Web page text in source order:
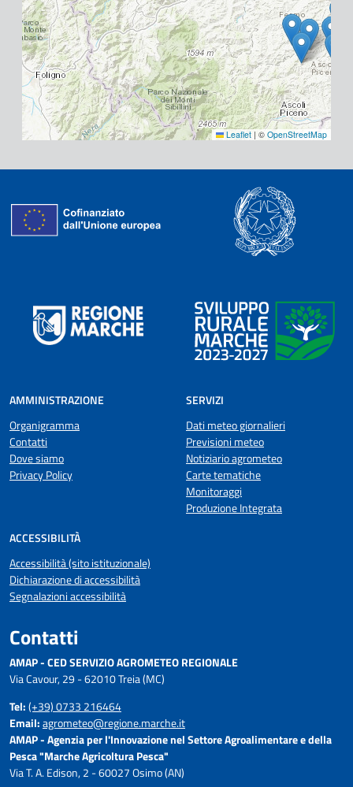
Leaflet | © OpenStreetMap
AMMINISTRAZIONE
Organigramma
Contatti
Dove siamo
Privacy Policy
SERVIZI
Dati meteo giornalieri
Previsioni meteo
Notiziario agrometeo
Carte tematiche
Monitoraggi
Produzione Integrata
ACCESSIBILITÀ
Accessibilità (sito istituzionale)
Dichiarazione di accessibilità
Segnalazioni accessibilità
Contatti
AMAP - CED SERVIZIO AGROMETEO REGIONALE
Via Cavour, 29 - 62010 Treia (MC)
Tel:(+39) 0733 216464
Email:agrometeo@regione.marche.it
AMAP - Agenzia per l'Innovazione nel Settore Agroalimentare e della
Pesca "Marche Agricoltura Pesca"
Via T. A. Edison, 2 - 60027 Osimo (AN)